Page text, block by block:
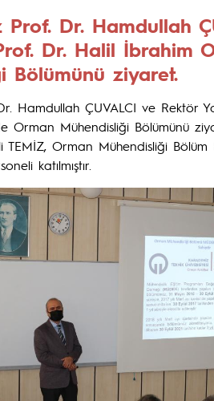
Prof. Dr. Hamdullah
Prof. Dr. Halil İbrahim
Bölümünü ziyaret.
Hamdullah ÇUVALCI ve Rektör
Orman Mühendisliği Bölümünü
TEMİZ, Orman Mühendisliği
katılmıştır.